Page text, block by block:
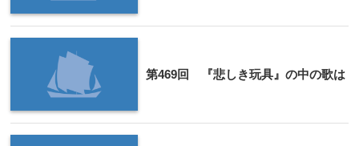
第469回 『悲しき玩具』の中の歌は